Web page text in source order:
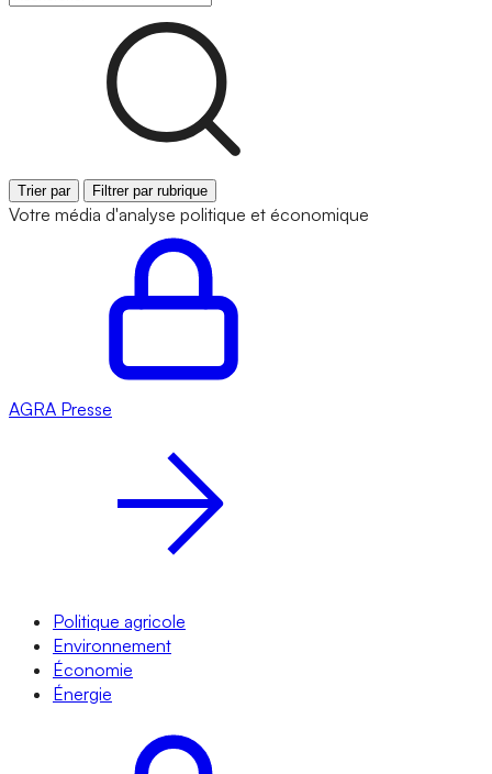
Trier par Filtrer par rubrique
Votre média d'analyse politique et économique
AGRA Presse
Politique agricole
Environnement
Économie
Énergie